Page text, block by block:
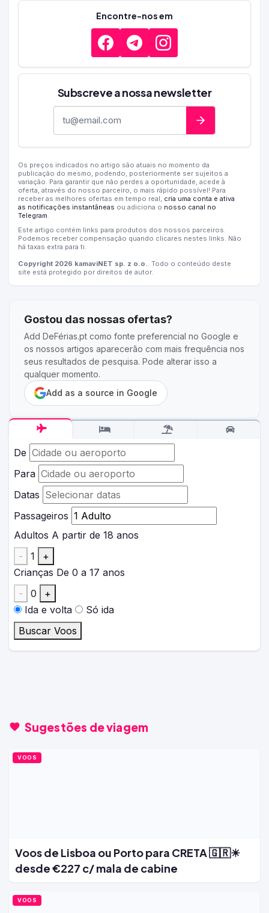
De
Para
Datas
Passageiros
Adultos A partir de 18 anos
-
1
+
Crianças De 0 a 17 anos
-
0
+
Ida e volta
Só ida
Buscar Voos
Encontre-nos em
Subscreve a nossa newsletter
Os preços indicados no artigo são atuais no momento da
publicação do mesmo, podendo, posteriormente ser sujeitos a
variação. Para garantir que não perdes a oportunidade, acede à
oferta, através do nosso parceiro, o mais rápido possível! Para
receber as melhores ofertas em tempo real, cria uma conta e ativa
as notificações instantâneas ou adiciona o nosso canal no
Telegram.
Este artigo contém links para produtos dos nossos parceiros.
Podemos receber compensação quando clicares nestes links. Não
há taxas extra para ti.
Copyright 2026 kamaviNET sp. z o.o.. Todo o conteúdo deste
site está protegido por direitos de autor.
Gostou das nossas ofertas?
Add DeFérias.pt como fonte preferencial no Google e
os nossos artigos aparecerão com mais frequência nos
seus resultados de pesquisa. Pode alterar isso a
qualquer momento.
Add as a source in Google
Sugestões de viagem
VOOS
Voos de Lisboa ou Porto para CRETA 🇬🇷☀
desde €227 c/ mala de cabine
VOOS